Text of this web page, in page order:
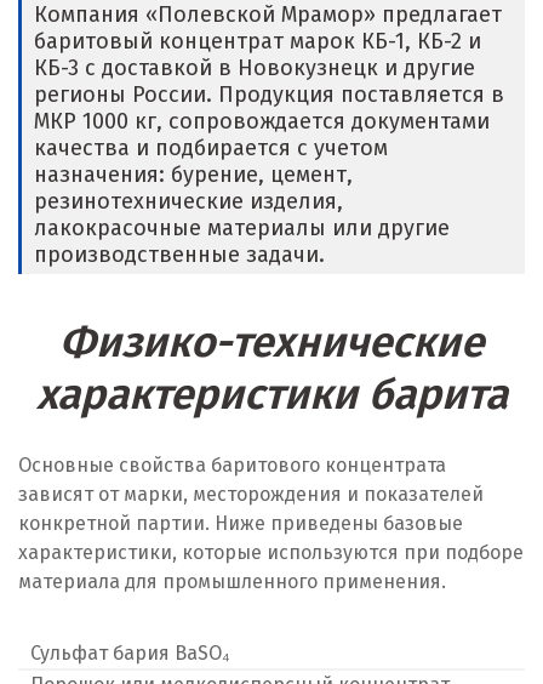
Жуковский
И
Иваново
Ивантеевка
Ижевск
Иркутск
Ишим
К
Казань
Калининград
Компания «Полевской Мрамор» предлагает
баритовый концентрат марок КБ-1, КБ-2 и
КБ-3 с доставкой в Новокузнецк и другие
регионы России. Продукция поставляется в
МКР 1000 кг, сопровождается документами
качества и подбирается с учетом
назначения: бурение, цемент,
резинотехнические изделия,
лакокрасочные материалы или другие
производственные задачи.
Физико-технические
характеристики барита
Основные свойства баритового концентрата
зависят от марки, месторождения и показателей
конкретной партии. Ниже приведены базовые
характеристики, которые используются при подборе
материала для промышленного применения.
Сульфат бария BaSO₄